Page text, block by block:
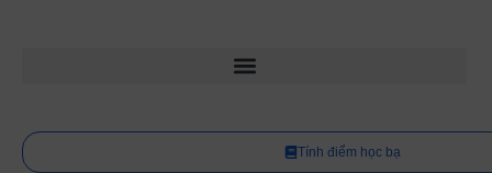
Tính điểm học bạ